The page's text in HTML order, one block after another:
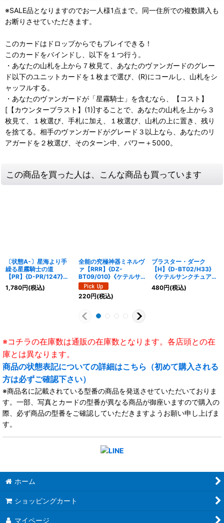
※SALE品となりますのでお一人様1点まで。同一住所での複数購入も
お断りさせていただきます。
このカードはドロップからでもプレイできる！
このカードをバインドし、以下を１つ行う。
・あなたの山札を上から７枚見て、あなたのヴァンガードのグレー
ド以下のユニットカードを１枚まで選び、(R)にコールし、山札をシ
ャッフルする。
・あなたのヴァンガードが「星霧騎士」を含むなら、【コスト】
[【カウンターブラスト】(1)]することで、あなたの山札を上から３
枚見て、１枚選び、手札に加え、１枚選び、山札の上に置き、残り
を捨てる。相手のヴァンガードがグレード３以上なら、あなたのリ
アガードを２枚選び、そのターン中、パワー＋5000。
この商品を買った人は、こんな商品も買っています
〔状態A-〕星海より手
繰る星霧騎士の道
【PR】{D-PR/1247}
《ケテルサンクチュア
リ》
1,780円(税込)
全能の究極神器ミネルヴ
ァ【RRR】{DZ-
BT09/010}《ケテルサ
ンクチュアリ》
220円(税込)
ブラスター・ダーク
【H】{D-BT02/H33}
《ケテルサンクチュア
リ》
480円(税込)
※コチラの在庫数は通販の在庫数となります。各店頭との在
庫とは異なります。
商品の状態表記についての詳細はこちら（初めて購入される
方は必ずご確認下さい）
※商品名に記載されている型番の商品を発送させていただいておりま
す。一部、写真とカードの型番が異なる商品が御座いますので購入の
際、必ず商品の型番をご確認していただきますようお願い申し上げま
す。
ホーム
ショッピングカート
マイページ